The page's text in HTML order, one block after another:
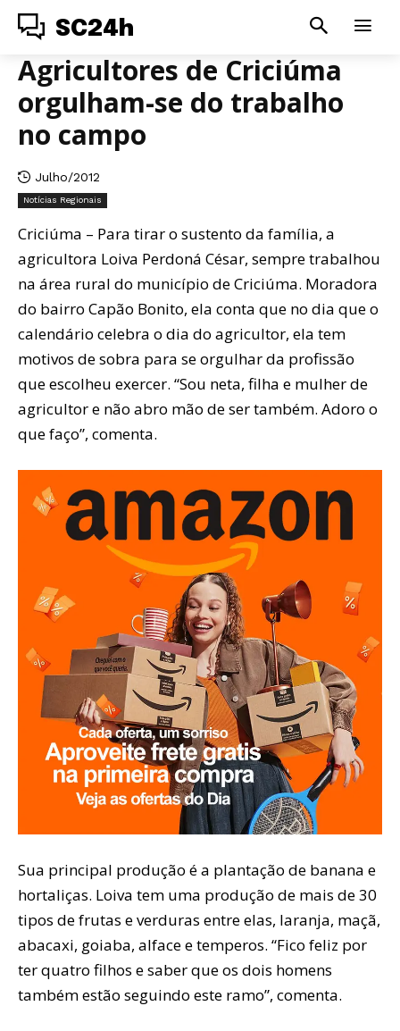
SC24h
Agricultores de Criciúma
orgulham-se do trabalho
no campo
Julho/2012
Notícias Regionais
Criciúma – Para tirar o sustento da família, a
agricultora Loiva Perdoná César, sempre trabalhou
na área rural do município de Criciúma. Moradora
do bairro Capão Bonito, ela conta que no dia que o
calendário celebra o dia do agricultor, ela tem
motivos de sobra para se orgulhar da profissão
que escolheu exercer. “Sou neta, filha e mulher de
agricultor e não abro mão de ser também. Adoro o
que faço”, comenta.
Sua principal produção é a plantação de banana e
hortaliças. Loiva tem uma produção de mais de 30
tipos de frutas e verduras entre elas, laranja, maçã,
abacaxi, goiaba, alface e temperos. “Fico feliz por
ter quatro filhos e saber que os dois homens
também estão seguindo este ramo”, comenta.